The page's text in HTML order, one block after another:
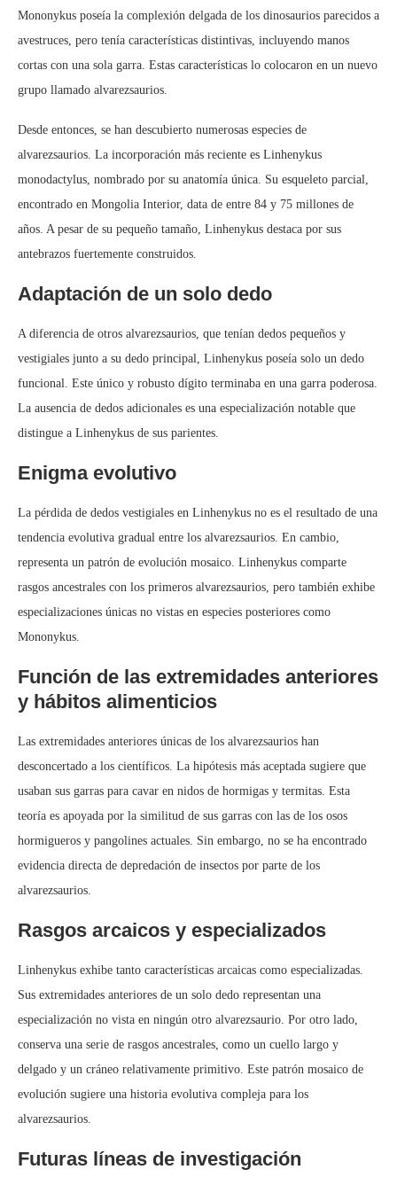
Mononykus poseía la complexión delgada de los dinosaurios parecidos a
avestruces, pero tenía características distintivas, incluyendo manos
cortas con una sola garra. Estas características lo colocaron en un nuevo
grupo llamado alvarezsaurios.
Desde entonces, se han descubierto numerosas especies de
alvarezsaurios. La incorporación más reciente es Linhenykus
monodactylus, nombrado por su anatomía única. Su esqueleto parcial,
encontrado en Mongolia Interior, data de entre 84 y 75 millones de
años. A pesar de su pequeño tamaño, Linhenykus destaca por sus
antebrazos fuertemente construidos.
Adaptación de un solo dedo
A diferencia de otros alvarezsaurios, que tenían dedos pequeños y
vestigiales junto a su dedo principal, Linhenykus poseía solo un dedo
funcional. Este único y robusto dígito terminaba en una garra poderosa.
La ausencia de dedos adicionales es una especialización notable que
distingue a Linhenykus de sus parientes.
Enigma evolutivo
La pérdida de dedos vestigiales en Linhenykus no es el resultado de una
tendencia evolutiva gradual entre los alvarezsaurios. En cambio,
representa un patrón de evolución mosaico. Linhenykus comparte
rasgos ancestrales con los primeros alvarezsaurios, pero también exhibe
especializaciones únicas no vistas en especies posteriores como
Mononykus.
Función de las extremidades anteriores
y hábitos alimenticios
Las extremidades anteriores únicas de los alvarezsaurios han
desconcertado a los científicos. La hipótesis más aceptada sugiere que
usaban sus garras para cavar en nidos de hormigas y termitas. Esta
teoría es apoyada por la similitud de sus garras con las de los osos
hormigueros y pangolines actuales. Sin embargo, no se ha encontrado
evidencia directa de depredación de insectos por parte de los
alvarezsaurios.
Rasgos arcaicos y especializados
Linhenykus exhibe tanto características arcaicas como especializadas.
Sus extremidades anteriores de un solo dedo representan una
especialización no vista en ningún otro alvarezsaurio. Por otro lado,
conserva una serie de rasgos ancestrales, como un cuello largo y
delgado y un cráneo relativamente primitivo. Este patrón mosaico de
evolución sugiere una historia evolutiva compleja para los
alvarezsaurios.
Futuras líneas de investigación